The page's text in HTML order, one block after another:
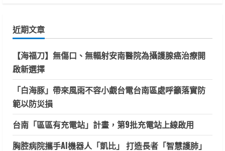
字:
近期文章
【海福刀】無傷口、無輻射安南醫院為攝護腺癌治療開
啟新選擇
「白海豚」帶來風雨不容小覷台電台南區處呼籲落實防
範以防災損
台南「區區有充電站」計畫，第9批充電站上線啟用
胸腔病院攜手AI機器人「凱比」 打造長者「智慧護肺」